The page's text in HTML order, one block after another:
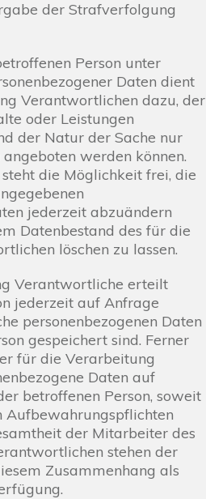
der Strafverfolgung
Person unter
Daten dient
Verantwortlichen dazu, der
oder Leistungen
der Natur der Sache nur
werden können.
die Möglichkeit frei, die
jederzeit abzuändern
Datenbestand des für die
löschen zu lassen.
Verantwortliche erteilt
jederzeit auf Anfrage
personenbezogenen Daten
gespeichert sind. Ferner
für die Verarbeitung
Daten auf
betroffenen Person, soweit
Aufbewahrungspflichten
der Mitarbeiter des
stehen der
Zusammenhang als